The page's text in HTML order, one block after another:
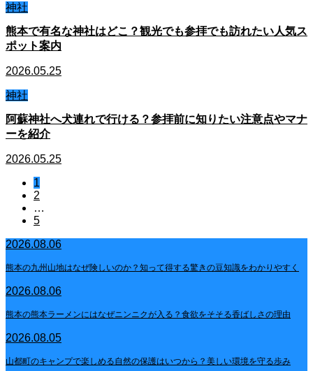
神社
熊本で有名な神社はどこ？観光でも参拝でも訪れたい人気ス
ポット案内
2026.05.25
神社
阿蘇神社へ犬連れで行ける？参拝前に知りたい注意点やマナ
ーを紹介
2026.05.25
1
2
…
5
2026.08.06
熊本の九州山地はなぜ険しいのか？知って得する驚きの豆知識をわかりやすく
2026.08.06
熊本の熊本ラーメンにはなぜニンニクが入る？食欲をそそる香ばしさの理由
2026.08.05
山都町のキャンプで楽しめる自然の保護はいつから？美しい環境を守る歩み